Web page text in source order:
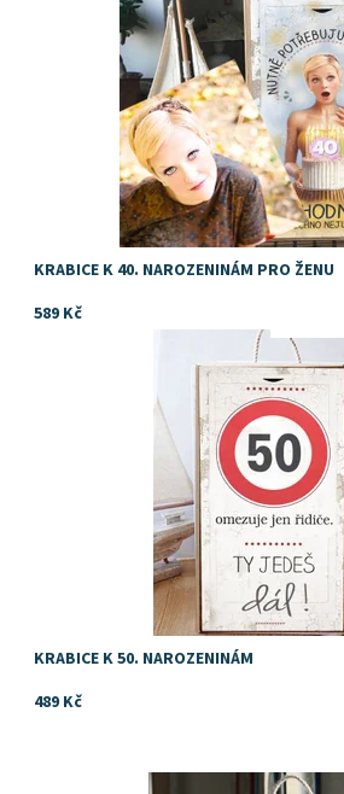
KRABICE K 40. NAROZENINÁM PRO ŽENU
589 Kč
TIP na dárek k 50. narozeninám pro muže
Skladem
KRABICE K 50. NAROZENINÁM
489 Kč
TIP na dárek k 50. narozeninám pro muže